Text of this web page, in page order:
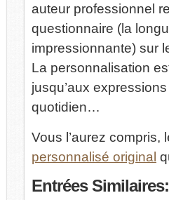
auteur professionnel
questionnaire (la
impressionnante) sur
La personnalisation
jusqu’aux
quotidien…
Vous l’aurez compris,
personnalisé original
EntréesSimilaires: